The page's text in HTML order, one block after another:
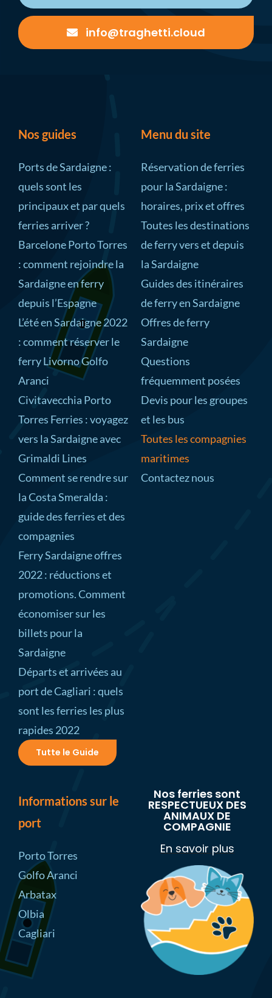
info@traghetti.cloud
Nos guides
Ports de Sardaigne :
quels sont les
principaux et par quels
ferries arriver ?
Barcelone Porto Torres
: comment rejoindre la
Sardaigne en ferry
depuis l’Espagne
L’été en Sardaigne 2022
: comment réserver le
ferry Livorno Golfo
Aranci
Civitavecchia Porto
Torres Ferries : voyagez
vers la Sardaigne avec
Grimaldi Lines
Comment se rendre sur
la Costa Smeralda :
guide des ferries et des
compagnies
Ferry Sardaigne offres
2022 : réductions et
promotions. Comment
économiser sur les
billets pour la
Sardaigne
Départs et arrivées au
port de Cagliari : quels
sont les ferries les plus
rapides 2022
Tutte le Guide
Menu du site
Réservation de ferries
pour la Sardaigne :
horaires, prix et offres
Toutes les destinations
de ferry vers et depuis
la Sardaigne
Guides des itinéraires
de ferry en Sardaigne
Offres de ferry
Sardaigne
Questions
fréquemment posées
Devis pour les groupes
et les bus
Toutes les compagnies
maritimes
Contactez nous
Informations sur le
port
Porto Torres
Golfo Aranci
Arbatax
Olbia
Cagliari
Nos ferries sont
RESPECTUEUX DES
ANIMAUX DE
COMPAGNIE
En savoir plus